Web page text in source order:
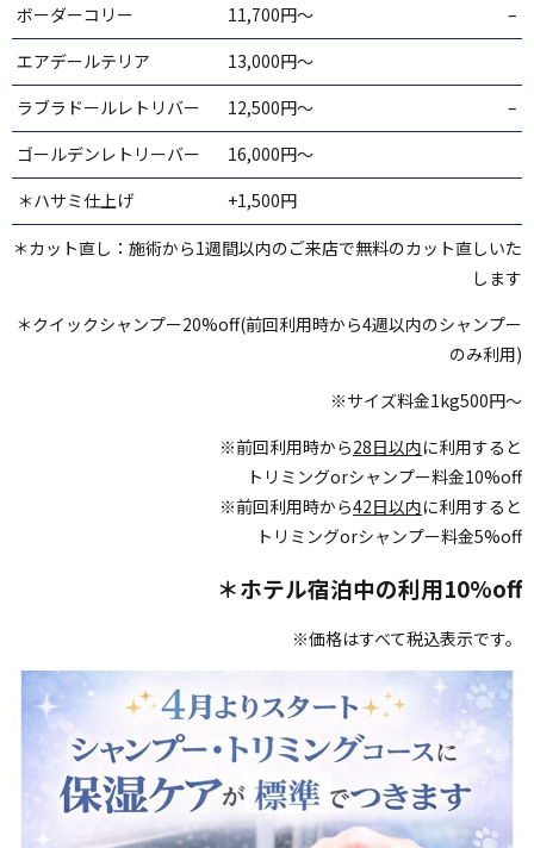
ボーダーコリー 11,700円〜
–
エアデールテリア
13,000円〜
ラブラドールレトリバー
12,500円〜
–
ゴールデンレトリーバー
16,000円〜
＊ハサミ仕上げ
+1,500円
＊カット直し：施術から1週間以内のご来店で無料のカット直しいた
します
＊クイックシャンプー20%off(前回利用時から4週以内のシャンプー
のみ利用)
※サイズ料金1kg500円～
※前回利用時から28日以内に利用すると
トリミングorシャンプー料金10%off
※前回利用時から42日以内に利用すると
トリミングorシャンプー料金5%off
＊ホテル宿泊中の利用10%off
※価格はすべて税込表示です。